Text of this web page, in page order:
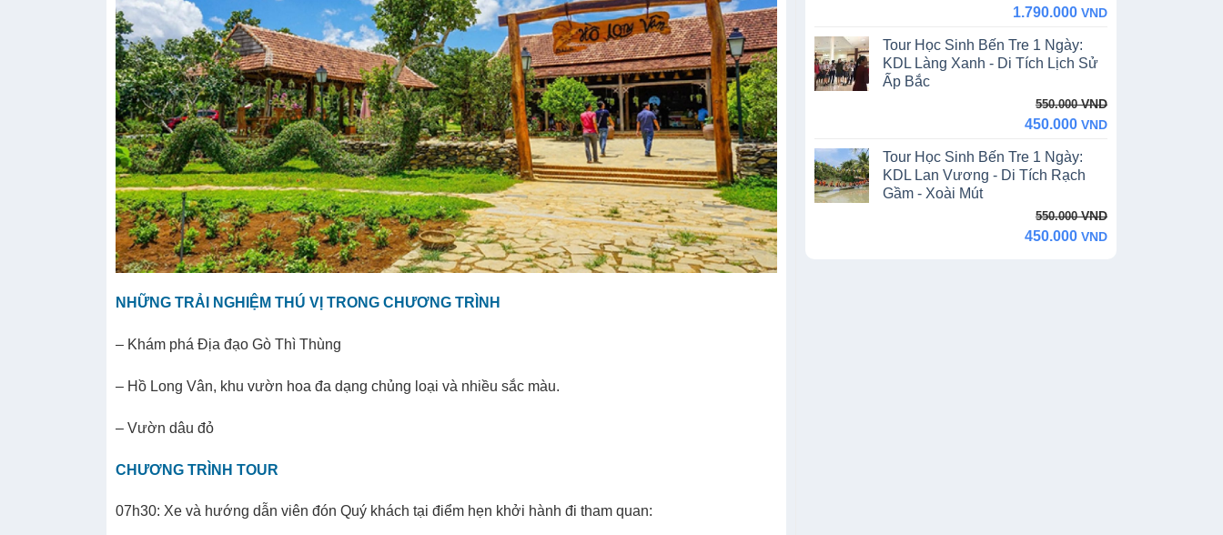
1.990.000 VND.
1.790.000 VND
1.790.000 VND.
Tour Học Sinh Bến Tre 1 Ngày:
KDL Làng Xanh - Di Tích Lịch Sử
Ấp Bắc
550.000VND
550.000 VND.
450.000 VND
450.000 VND.
Tour Học Sinh Bến Tre 1 Ngày:
KDL Lan Vương - Di Tích Rạch
Gầm - Xoài Mút
550.000VND
450.000 VND
NHỮNG TRẢI NGHIỆM THÚ VỊ TRONG CHƯƠNG TRÌNH
– Khám phá Địa đạo Gò Thì Thùng
– Hồ Long Vân, khu vườn hoa đa dạng chủng loại và nhiều sắc màu.
– Vườn dâu đỏ
CHƯƠNG TRÌNH TOUR
07h30: Xe và hướng dẫn viên đón Quý khách tại điểm hẹn khởi hành đi tham quan: